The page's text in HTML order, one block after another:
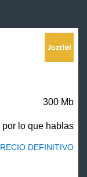
300 Mb
lo que hablas
DEFINITIVO